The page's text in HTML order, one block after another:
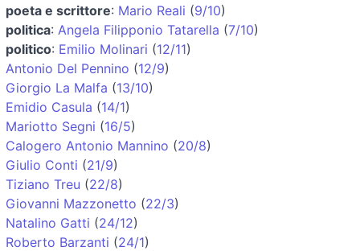
poeta e scrittore: Mario Reali (9/10)
politica: Angela Filipponio Tatarella (7/10)
politico: Emilio Molinari (12/11)
Antonio Del Pennino (12/9)
Giorgio La Malfa (13/10)
Emidio Casula (14/1)
Mariotto Segni (16/5)
Calogero Antonio Mannino (20/8)
Giulio Conti (21/9)
Tiziano Treu (22/8)
Giovanni Mazzonetto (22/3)
Natalino Gatti (24/12)
Roberto Barzanti (24/1)